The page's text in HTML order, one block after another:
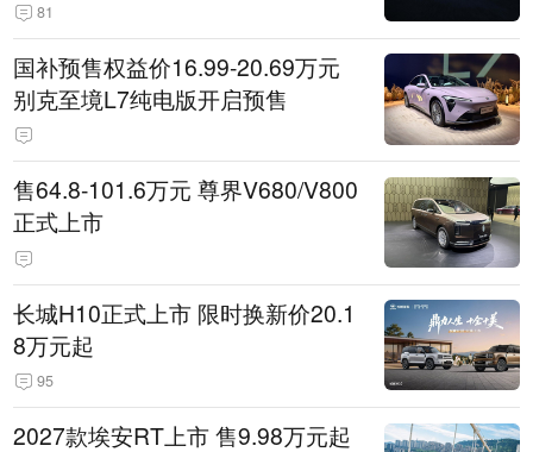
81
国补预售权益价16.99-20.69万元
别克至境L7纯电版开启预售
售64.8-101.6万元 尊界V680/V800
正式上市
长城H10正式上市 限时换新价20.1
8万元起
95
2027款埃安RT上市 售9.98万元起